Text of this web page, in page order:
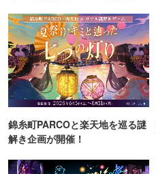
錦糸町PARCOと楽天地を巡る謎
解き企画が開催！